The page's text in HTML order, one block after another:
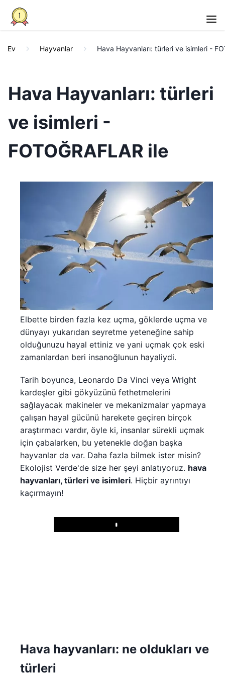
Ev Hayvanlar Hava Hayvanları: türleri ve isimleri -
Hava Hayvanları: türleri
ve isimleri -
FOTOĞRAFLAR ile
Elbette birden fazla kez uçma, göklerde uçma ve
dünyayı yukarıdan seyretme yeteneğine sahip
olduğunuzu hayal ettiniz ve yani uçmak çok eski
zamanlardan beri insanoğlunun hayaliydi.
Tarih boyunca, Leonardo Da Vinci veya Wright
kardeşler gibi gökyüzünü fethetmelerini
sağlayacak makineler ve mekanizmalar yapmaya
çalışan hayal gücünü harekete geçiren birçok
araştırmacı vardır, öyle ki, insanlar sürekli uçmak
için çabalarken, bu yetenekle doğan başka
hayvanlar da var. Daha fazla bilmek ister misin?
Ekolojist Verde'de size her şeyi anlatıyoruz. hava
hayvanları, türleri ve isimleri. Hiçbir ayrıntıyı
kaçırmayın!
Play
Hava hayvanları: ne oldukları ve
türleri